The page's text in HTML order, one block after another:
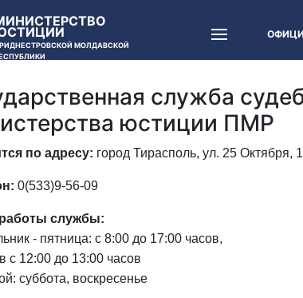
МОЛДАВСКОЙ
служба
юстиции ПМР
по адресу: город Тирасполь, ул. 25 Октября,
0(533)9-56-09
службы:
- пятница: с 8:00 до 17:00 часов,
с 12:00 до 13:00 часов
суббота, воскресенье